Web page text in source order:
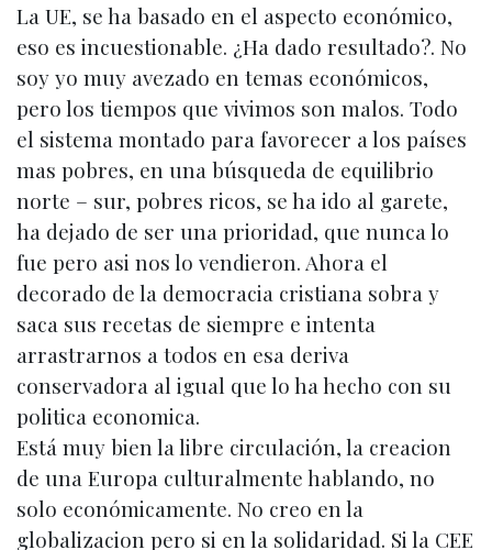
La UE, se ha basado en el aspecto económico,
eso es incuestionable. ¿Ha dado resultado?. No
soy yo muy avezado en temas económicos,
pero los tiempos que vivimos son malos. Todo
el sistema montado para favorecer a los países
mas pobres, en una búsqueda de equilibrio
norte – sur, pobres ricos, se ha ido al garete,
ha dejado de ser una prioridad, que nunca lo
fue pero asi nos lo vendieron. Ahora el
decorado de la democracia cristiana sobra y
saca sus recetas de siempre e intenta
arrastrarnos a todos en esa deriva
conservadora al igual que lo ha hecho con su
politica economica.
Está muy bien la libre circulación, la creacion
de una Europa culturalmente hablando, no
solo económicamente. No creo en la
globalizacion pero si en la solidaridad. Si la CEE